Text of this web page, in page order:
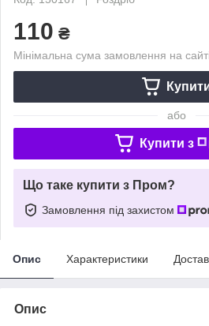
110 ₴
Мінімальна сума замовлення на
або
Купити з
Що таке купити з Пром?
Замовлення під захистом
Опис Характеристики
Опис